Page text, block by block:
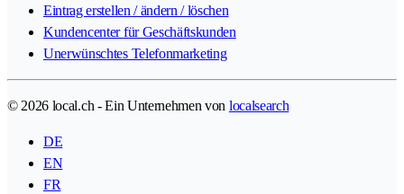
Eintrag erstellen / ändern / löschen
Kundencenter für Geschäftskunden
Unerwünschtes Telefonmarketing
© 2026 local.ch - Ein Unternehmen von localsearch
DE
EN
FR